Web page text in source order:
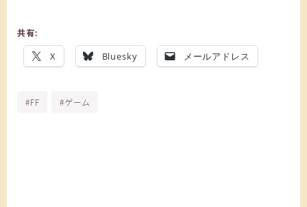
共有:
X Bluesky メールアドレス
#FF #ゲーム